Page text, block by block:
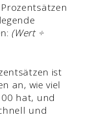
(Wert ÷
ist
an, wie viel
hat, und
und